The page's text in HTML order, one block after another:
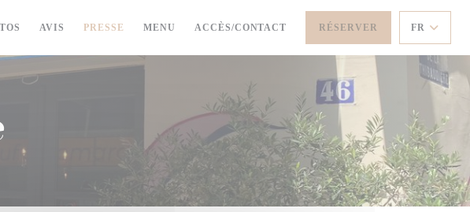
AVIS PRESSE MENU ((OUVRE UNE NOUVELLE FENÊTRE))
ACCÈS/CONTACT RÉSERVER FR